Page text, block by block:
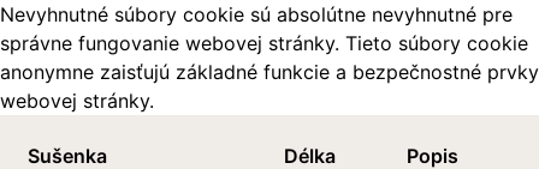
Nevyhnutné súbory cookie sú absolútne nevyhnutné pre
správne fungovanie webovej stránky. Tieto súbory cookie
anonymne zaisťujú základné funkcie a bezpečnostné prvky
webovej stránky.
Sušenka Délka Popis